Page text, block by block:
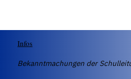
Infos
Bekanntmachungen der